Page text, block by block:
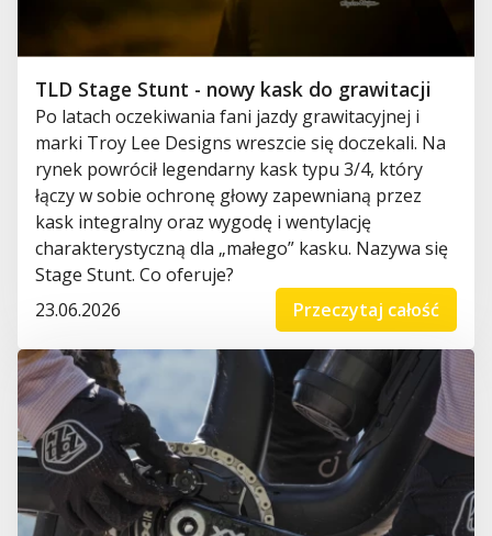
TLD Stage Stunt - nowy kask do grawitacji
Po latach oczekiwania fani jazdy grawitacyjnej i
marki Troy Lee Designs wreszcie się doczekali. Na
rynek powrócił legendarny kask typu 3/4, który
łączy w sobie ochronę głowy zapewnianą przez
kask integralny oraz wygodę i wentylację
charakterystyczną dla „małego” kasku. Nazywa się
Stage Stunt. Co oferuje?
23.06.2026
Przeczytaj całość